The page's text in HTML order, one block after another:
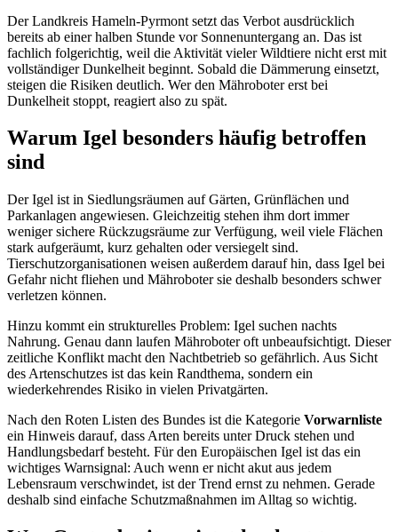
Der Landkreis Hameln-Pyrmont setzt das Verbot ausdrücklich
bereits ab einer halben Stunde vor Sonnenuntergang an. Das ist
fachlich folgerichtig, weil die Aktivität vieler Wildtiere nicht erst mit
vollständiger Dunkelheit beginnt. Sobald die Dämmerung einsetzt,
steigen die Risiken deutlich. Wer den Mähroboter erst bei
Dunkelheit stoppt, reagiert also zu spät.
Warum Igel besonders häufig betroffen
sind
Der Igel ist in Siedlungsräumen auf Gärten, Grünflächen und
Parkanlagen angewiesen. Gleichzeitig stehen ihm dort immer
weniger sichere Rückzugsräume zur Verfügung, weil viele Flächen
stark aufgeräumt, kurz gehalten oder versiegelt sind.
Tierschutzorganisationen weisen außerdem darauf hin, dass Igel bei
Gefahr nicht fliehen und Mähroboter sie deshalb besonders schwer
verletzen können.
Hinzu kommt ein strukturelles Problem: Igel suchen nachts
Nahrung. Genau dann laufen Mähroboter oft unbeaufsichtigt. Dieser
zeitliche Konflikt macht den Nachtbetrieb so gefährlich. Aus Sicht
des Artenschutzes ist das kein Randthema, sondern ein
wiederkehrendes Risiko in vielen Privatgärten.
Nach den Roten Listen des Bundes ist die Kategorie Vorwarnliste
ein Hinweis darauf, dass Arten bereits unter Druck stehen und
Handlungsbedarf besteht. Für den Europäischen Igel ist das ein
wichtiges Warnsignal: Auch wenn er nicht akut aus jedem
Lebensraum verschwindet, ist der Trend ernst zu nehmen. Gerade
deshalb sind einfache Schutzmaßnahmen im Alltag so wichtig.